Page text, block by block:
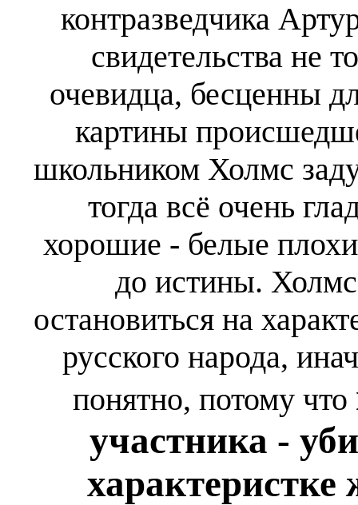
контразведчика
свидетельства не
очевидца, бесценны
картины
школьником Холмс
тогда всё очень
хорошие - белые
до истины. Холмс
остановиться на
русского народа,
понятно, потому что
участника -